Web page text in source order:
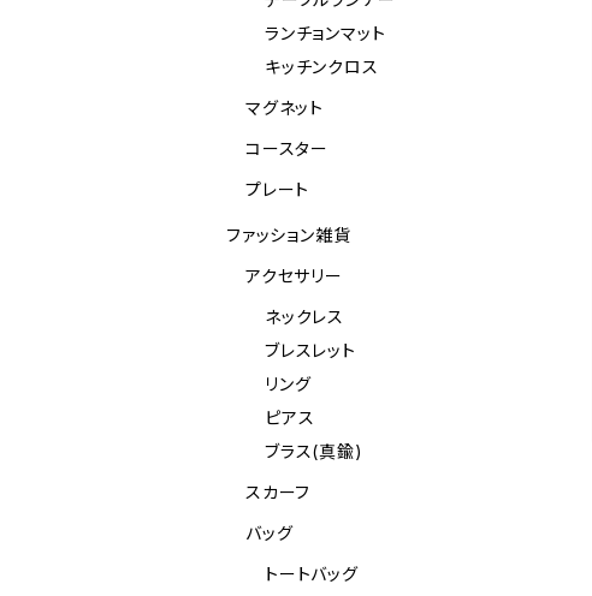
ランチョンマット
キッチンクロス
マグネット
コースター
プレート
ファッション雑貨
アクセサリー
ネックレス
ブレスレット
リング
ピアス
ブラス(真鍮)
スカーフ
バッグ
トートバッグ